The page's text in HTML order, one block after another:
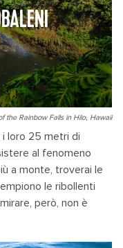
the Rainbow Falls in Hilo, Hawaii
i loro 25 metri di
al fenomeno
a monte, troverai le
le ribollenti
però, non è